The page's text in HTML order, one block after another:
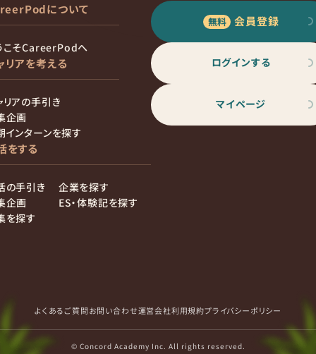
について
こそCareerPodへ
リアを考える
リアの手引き
企画
インターンを探す
をする
の手引き
企画
を探す
企業を探す
ES・体験記を探す
会員登録
ログインする
マイページ
よくあるご質問お問い合わせ運営会社利用規約プライバシーポリシー
© Concord Academy Inc. All rights reserved.